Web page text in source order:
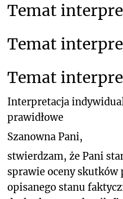
Temat
Temat
Temat
Interpretacja
prawidłowe
Szanowna Pani,
stwierdzam, że Pani
sprawie oceny skutków
opisanego stanu